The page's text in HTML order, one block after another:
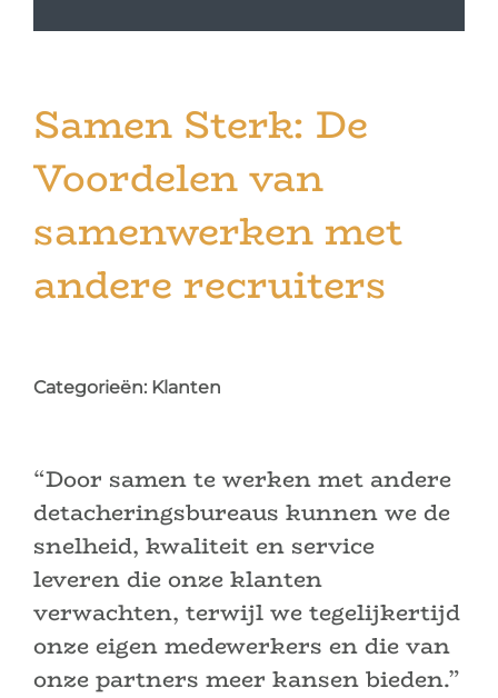
Samen Sterk: De
Voordelen van
samenwerken met
andere recruiters
Categorieën: Klanten
“Door samen te werken met andere
detacheringsbureaus kunnen we de
snelheid, kwaliteit en service
leveren die onze klanten
verwachten, terwijl we tegelijkertijd
onze eigen medewerkers en die van
onze partners meer kansen bieden.”